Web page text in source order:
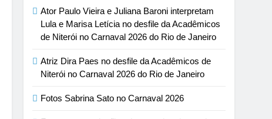
Ator Paulo Vieira e Juliana Baroni interpretam
Lula e Marisa Letícia no desfile da Acadêmicos
de Niterói no Carnaval 2026 do Rio de Janeiro
Atriz Dira Paes no desfile da Acadêmicos de
Niterói no Carnaval 2026 do Rio de Janeiro
Fotos Sabrina Sato no Carnaval 2026